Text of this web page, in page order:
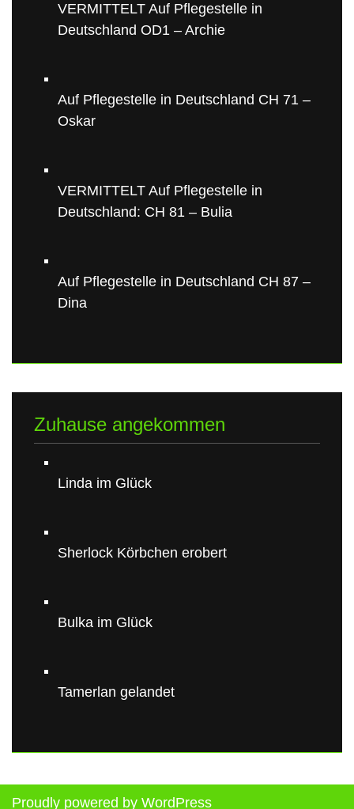
VERMITTELT Auf Pflegestelle in
Deutschland OD1 – Archie
Auf Pflegestelle in Deutschland CH 71 –
Oskar
VERMITTELT Auf Pflegestelle in
Deutschland: CH 81 – Bulia
Auf Pflegestelle in Deutschland CH 87 –
Dina
Zuhause angekommen
Linda im Glück
Sherlock Körbchen erobert
Bulka im Glück
Tamerlan gelandet
Proudly powered by WordPress